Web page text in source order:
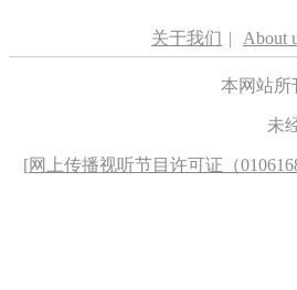
关于我们 | About
本网站所
未
[网上传播视听节目许可证（